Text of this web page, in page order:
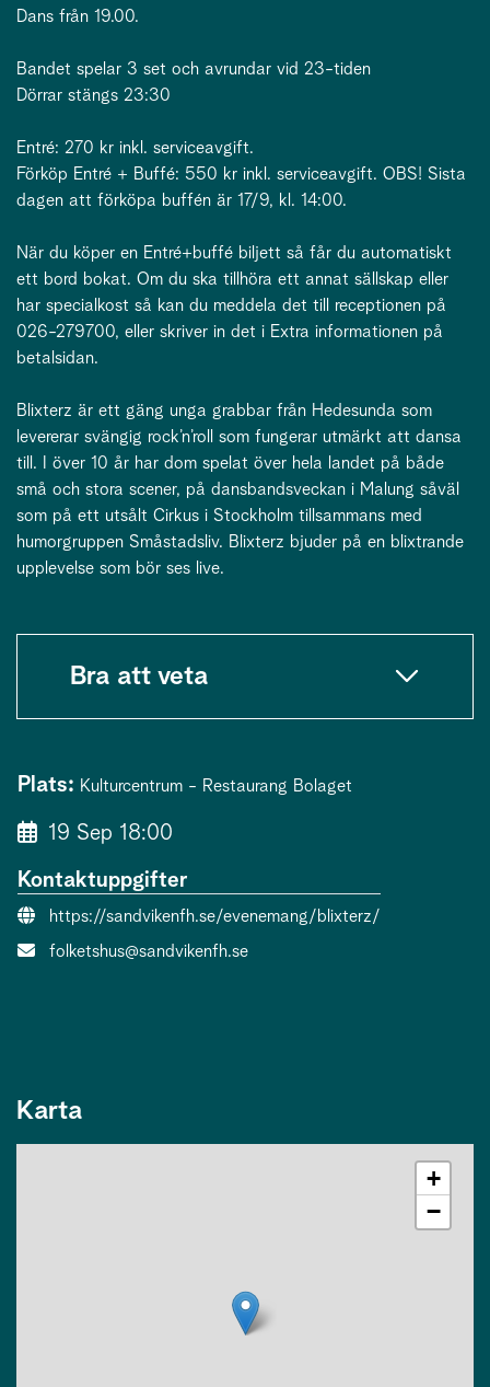
Dans från 19.00.
Bandet spelar 3 set och avrundar vid 23-tiden
Dörrar stängs 23:30
Entré: 270 kr inkl. serviceavgift.
Förköp Entré + Buffé: 550 kr inkl. serviceavgift. OBS! Sista
dagen att förköpa buffén är 17/9, kl. 14:00.
När du köper en Entré+buffé biljett så får du automatiskt
ett bord bokat. Om du ska tillhöra ett annat sällskap eller
har specialkost så kan du meddela det till receptionen på
026-279700, eller skriver in det i Extra informationen på
betalsidan.
Blixterz är ett gäng unga grabbar från Hedesunda som
levererar svängig rock’n’roll som fungerar utmärkt att dansa
till. I över 10 år har dom spelat över hela landet på både
små och stora scener, på dansbandsveckan i Malung såväl
som på ett utsålt Cirkus i Stockholm tillsammans med
humorgruppen Småstadsliv. Blixterz bjuder på en blixtrande
upplevelse som bör ses live.
Bra att veta
Plats: Kulturcentrum - Restaurang Bolaget
19 Sep 18:00
Kontaktuppgifter
Evenemangslänk:
https://sandvikenfh.se/evenemang/blixterz/
E-post:
folketshus@sandvikenfh.se
Karta
+
−